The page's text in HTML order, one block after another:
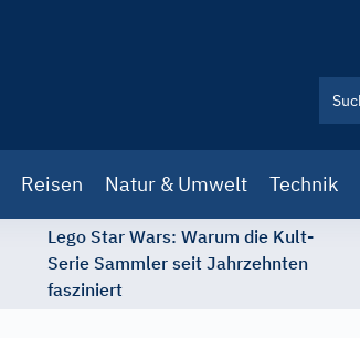
Reisen Natur & Umwelt Technik
Lego Star Wars: Warum die Kult-
Serie Sammler seit Jahrzehnten
fasziniert